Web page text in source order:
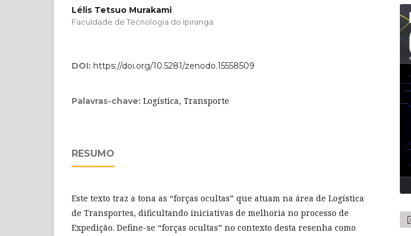
Lélis Tetsuo Murakami
Faculdade de Tecnologia do Ipiranga
DOI: https://doi.org/10.5281/zenodo.15558509
Palavras-chave: Logística, Transporte
RESUMO
Este texto traz a tona as “forças ocultas” que atuam na área de Logística
de Transportes, dificultando iniciativas de melhoria no processo de
Expedição. Define-se “forças ocultas” no contexto desta resenha como